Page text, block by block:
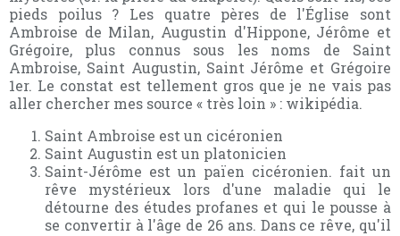
pieds poilus ? Les quatre pères de l'Église sont
Ambroise de Milan, Augustin d'Hippone, Jérôme et
Grégoire, plus connus sous les noms de Saint
Ambroise, Saint Augustin, Saint Jérôme et Grégoire
1er. Le constat est tellement gros que je ne vais pas
aller chercher mes source « très loin » : wikipédia.
Saint Ambroise est un cicéronien
Saint Augustin est un platonicien
Saint-Jérôme est un païen cicéronien. fait un
rêve mystérieux lors d'une maladie qui le
détourne des études profanes et qui le pousse à
se convertir à l'âge de 26 ans. Dans ce rêve, qu'il